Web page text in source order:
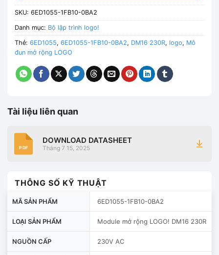
SKU: 6ED1055-1FB10-0BA2
Danh mục: Bộ lập trình logo!
Thẻ: 6ED1055, 6ED1055-1FB10-0BA2, DM16 230R, logo, Mô
đun mở rộng LOGO
Tài liệu liên quan
PDF
DOWNLOAD DATASHEET
Tháng 7 15, 2025
THÔNG SỐ KỸ THUẬT
MÃ SẢN PHẨM 6ED1055-1FB10-0BA2
LOẠI SẢN PHẨM Module mở rộng LOGO! DM16 230R
NGUỒN CẤP 230V AC